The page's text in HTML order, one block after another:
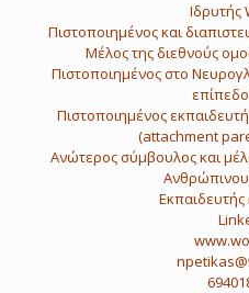
Ιδρυτής
Πιστοποιημένος και
Μέλος της διεθνούς
Πιστοποιημένος στο
Πιστοποιημένος
(attachment
Ανώτερος σύμβουλος και
Εκπαιδευτής